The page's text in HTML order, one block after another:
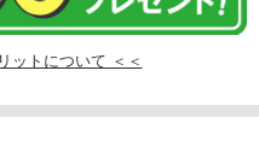
ットについて ＜＜